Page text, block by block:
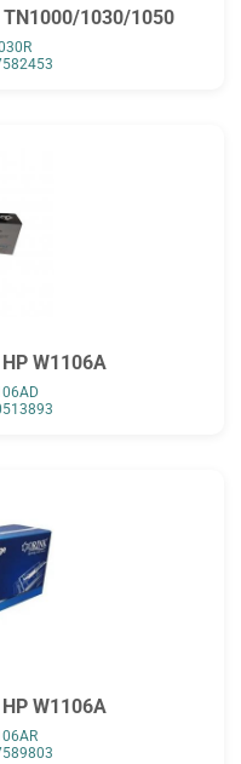
1030/1050
W1106A
W1106A